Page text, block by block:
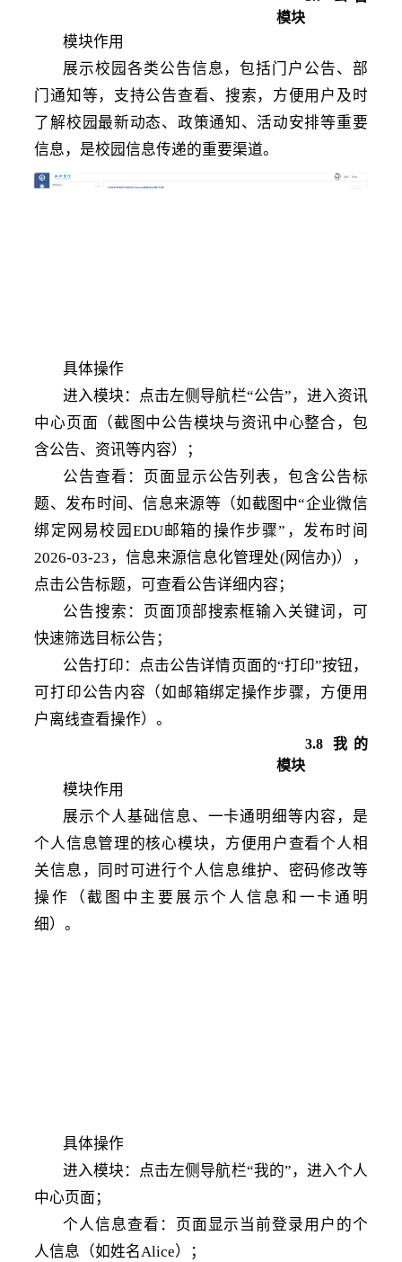
模块
模块作用
展示校园各类公告信息，包括门户公告、部
门通知等，支持公告查看、搜索，方便用户及时
了解校园最新动态、政策通知、活动安排等重要
信息，是校园信息传递的重要渠道。
具体操作
进入模块：点击左侧导航栏“公告”，进入资讯
中心页面（截图中公告模块与资讯中心整合，包
含公告、资讯等内容）；
公告查看：页面显示公告列表，包含公告标
题、发布时间、信息来源等（如截图中“企业微信
绑定网易校园EDU邮箱的操作步骤”，发布时间
2026-03-23，信息来源信息化管理处(网信办)），
点击公告标题，可查看公告详细内容；
公告搜索：页面顶部搜索框输入关键词，可
快速筛选目标公告；
公告打印：点击公告详情页面的“打印”按钮，
可打印公告内容（如邮箱绑定操作步骤，方便用
户离线查看操作）。
3.8 我的
模块
模块作用
展示个人基础信息、一卡通明细等内容，是
个人信息管理的核心模块，方便用户查看个人相
关信息，同时可进行个人信息维护、密码修改等
操作（截图中主要展示个人信息和一卡通明
细）。
具体操作
进入模块：点击左侧导航栏“我的”，进入个人
中心页面；
个人信息查看：页面显示当前登录用户的个
人信息（如姓名Alice）；